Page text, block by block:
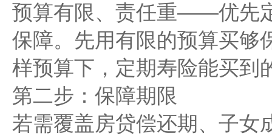
预算有限、责任重——优先
保障。先用有限的预算买够
样预算下，定期寿险能买到
第二步：保障期限
若需覆盖房贷偿还期、子女